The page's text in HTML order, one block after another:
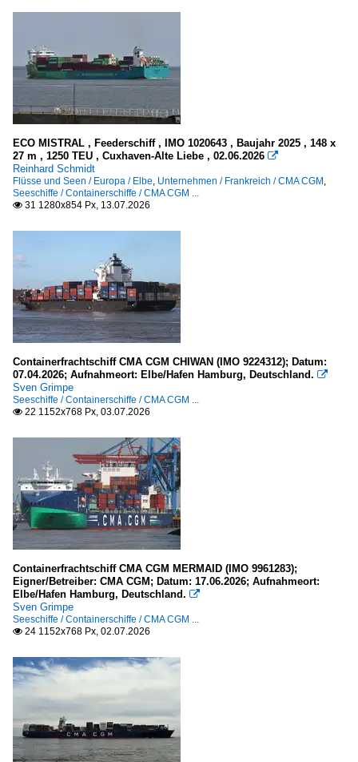
ECO MISTRAL , Feederschiff , IMO 1020643 , Baujahr 2025 , 148 x
27 m , 1250 TEU , Cuxhaven-Alte Liebe , 02.06.2026 
Reinhard Schmidt
Flüsse und Seen / Europa / Elbe, Unternehmen / Frankreich / CMA CGM ,
Seeschiffe / Containerschiffe / CMA CGM ...
 31 1280x854 Px, 13.07.2026
Containerfrachtschiff CMA CGM CHIWAN (IMO 9224312); Datum:
07.04.2026; Aufnahmeort: Elbe/Hafen Hamburg, Deutschland. 
Sven Grimpe
Seeschiffe / Containerschiffe / CMA CGM ...
 22 1152x768 Px, 03.07.2026
Containerfrachtschiff CMA CGM MERMAID (IMO 9961283);
Eigner/Betreiber: CMA CGM; Datum: 17.06.2026; Aufnahmeort:
Elbe/Hafen Hamburg, Deutschland. 
Sven Grimpe
Seeschiffe / Containerschiffe / CMA CGM ...
 24 1152x768 Px, 02.07.2026